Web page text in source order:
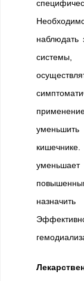
наблюдать